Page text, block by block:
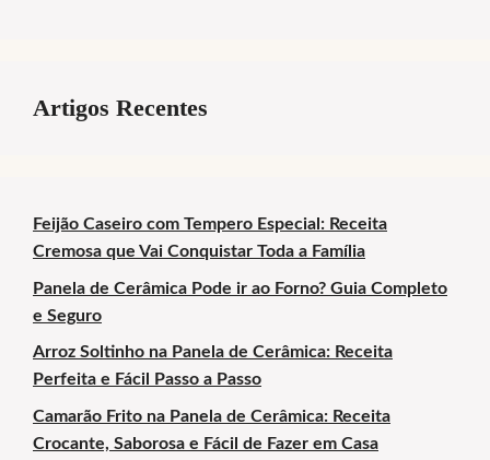
Artigos Recentes
Feijão Caseiro com Tempero Especial: Receita
Cremosa que Vai Conquistar Toda a Família
Panela de Cerâmica Pode ir ao Forno? Guia Completo
e Seguro
Arroz Soltinho na Panela de Cerâmica: Receita
Perfeita e Fácil Passo a Passo
Camarão Frito na Panela de Cerâmica: Receita
Crocante, Saborosa e Fácil de Fazer em Casa